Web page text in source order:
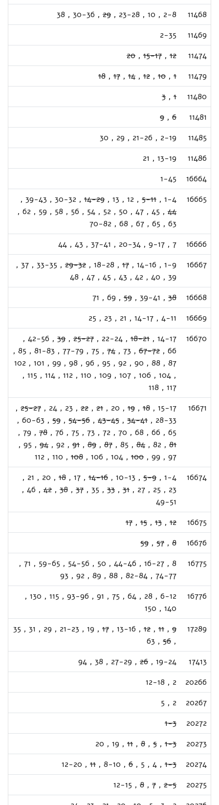
11468
2-8
,
10
,
23-28
,
29
,
30-36
,
38
11469
2-35
11474
12
,
15-17
,
20
11479
1
,
10
,
12
,
14
,
17
,
18
11480
1
,
3
11481
6
,
9
11485
2-19
,
21-26
,
29
,
30
11486
13-19
,
21
16664
1-45
16665
1-4
,
5-11
,
12
,
13
,
14-29
,
30-32
,
39-43
,
44
,
45
,
47
,
50
,
52
,
54
,
56
,
58
,
59
,
62
,
63
,
65
,
67
,
68
,
70-82
16666
7
,
9-17
,
20-34
,
37-41
,
43
,
44
16667
1-9
,
14-16
,
17
,
18-28
,
29-32
,
33-35
,
37
,
39
,
40
,
42
,
43
,
45
,
47
,
48
16668
38
,
39-41
,
59
,
69
,
71
16669
4-11
,
14-17
,
21
,
23
,
25
16670
14-17
,
18-21
,
22-24
,
25-27
,
39
,
42-56
,
66
,
67-72
,
73
,
74
,
75
,
77-79
,
81-83
,
85
,
87
,
88
,
90
,
92
,
95
,
96
,
98
,
99
,
101
,
102
,
104
,
106
,
107
,
109
,
110
,
112
,
114
,
115
,
117
,
118
16671
15-17
,
18
,
19
,
20
,
21
,
22
,
23
,
24
,
25-27
,
28-33
,
34-41
,
43-45
,
54-56
,
59
,
60-63
,
65
,
66
,
68
,
70
,
72
,
73
,
75
,
76
,
78
,
79
,
81
,
82
,
84
,
85
,
87
,
89
,
91
,
92
,
94
,
95
,
97
,
99
,
100
,
104
,
106
,
108
,
110
,
112
16674
1-4
,
5-9
,
10-13
,
14-16
,
17
,
18
,
20
,
21
,
23
,
25
,
27
,
31
,
33
,
35
,
37
,
38
,
42
,
46
,
49-51
16675
12
,
13
,
15
,
17
16676
8
,
57
,
59
16775
8
,
16-27
,
44-46
,
50
,
54-56
,
59-65
,
71
,
74-77
,
82-84
,
88
,
89
,
92
,
93
16776
6-12
,
28
,
64
,
75
,
91
,
93-96
,
115
,
130
,
140
,
150
17289
9
,
11
,
12
,
13-16
,
17
,
19
,
21-23
,
29
,
31
,
35
,
56
,
63
17413
19-24
,
26
,
27-29
,
38
,
94
20266
2
,
12-18
20267
2
,
5
20272
1-3
20273
1-3
,
5
,
8
,
11
,
19
,
20
20274
1-3
,
4
,
5
,
6
,
8-10
,
11
,
12-20
20275
2-5
,
7
,
8
,
12-15